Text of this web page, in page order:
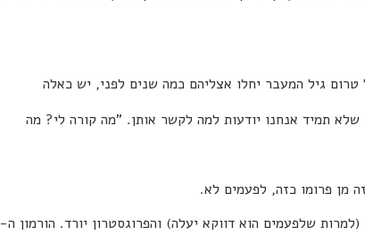
גיל המעבר יחלו אצליהם כמה שנים לפני, יש כאלה
שלא תמיד אנחנו יודעות למה לקשר אותן. "מה קורה לי? מה
מן פרומו כזה, לפעמים לא.
שלפעמים הוא דווקא יעלה) והפרוגסטרון יורד. הורמון ה-